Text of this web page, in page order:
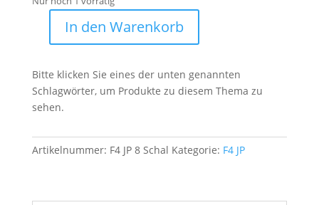
Menge
In den Warenkorb
Bitte klicken Sie eines der unten genannten
Schlagwörter, um Produkte zu diesem Thema zu
sehen.
Artikelnummer: F4 JP 8 Schal Kategorie: F4 JP